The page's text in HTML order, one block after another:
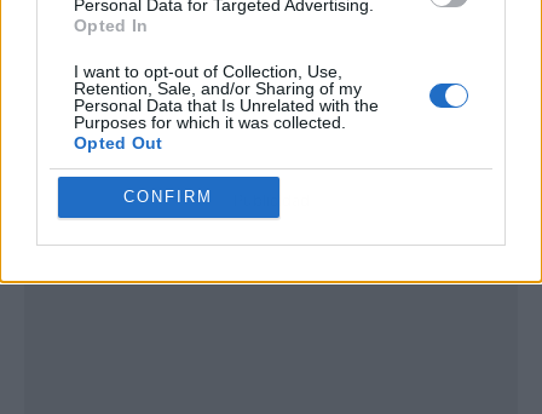
Personal Data for Targeted Advertising.
Opted In
I want to opt-out of Collection, Use,
Retention, Sale, and/or Sharing of my
Personal Data that Is Unrelated with the
Purposes for which it was collected.
Opted Out
CONFIRM